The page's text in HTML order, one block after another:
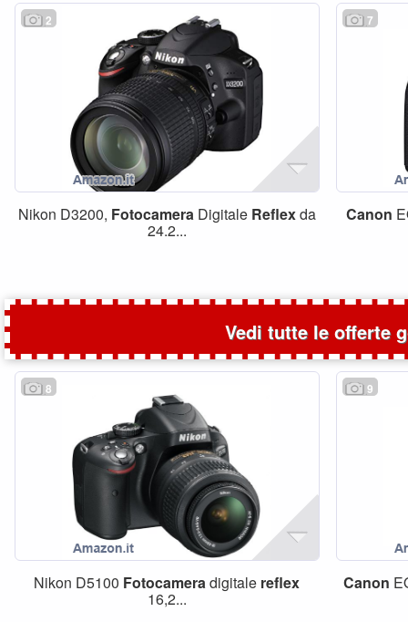
2
Nikon D3200, FotocameraDigitale Reflexda
24.2...
7
Canon
Vedi tutte le offerte
8
Nikon D5100 Fotocameradigitale reflex
16,2...
9
Canon